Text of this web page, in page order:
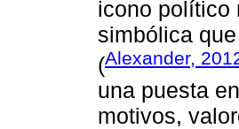
icono político
simbólica
(Alexander,
una puesta
motivos,